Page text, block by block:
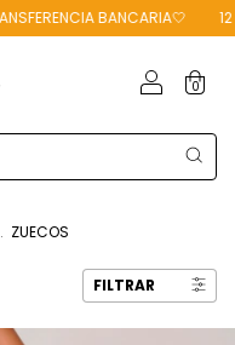
BANCARIA🤍 12 CUOTAS
0
. ZUECOS
FILTRAR